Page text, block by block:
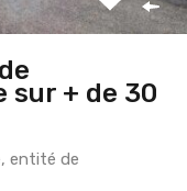
sur + de 30
entité de